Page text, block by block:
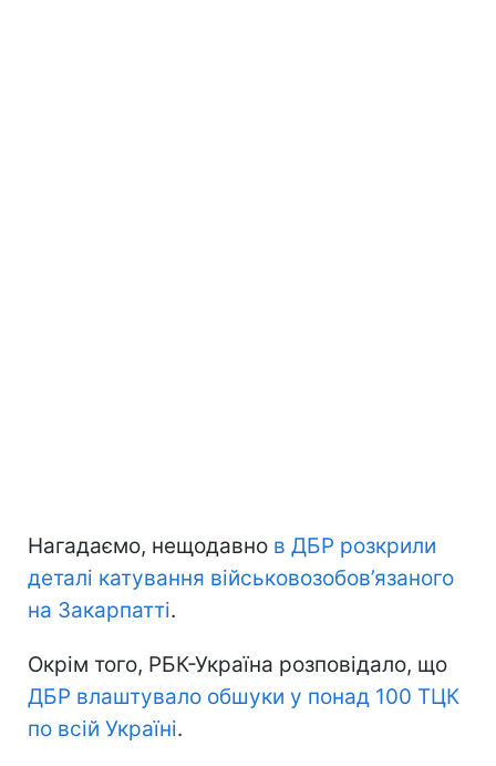
Нагадаємо, нещодавно в ДБР розкрили
деталі катування військовозобов’язаного
на Закарпатті.
Окрім того, РБК-Україна розповідало, що
ДБР влаштувало обшуки у понад 100 ТЦК
по всій Україні.